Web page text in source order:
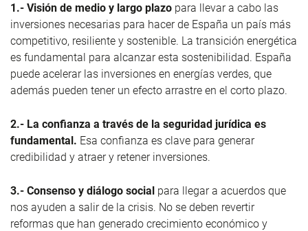
1.- Visión de medio y largo plazo para llevar a cabo las
inversiones necesarias para hacer de España un país más
competitivo, resiliente y sostenible. La transición energética
es fundamental para alcanzar esta sostenibilidad. España
puede acelerar las inversiones en energías verdes, que
además pueden tener un efecto arrastre en el corto plazo.
2.- La confianza a través de la seguridad jurídica es
fundamental. Esa confianza es clave para generar
credibilidad y atraer y retener inversiones.
3.- Consenso y diálogo social para llegar a acuerdos que
nos ayuden a salir de la crisis. No se deben revertir
reformas que han generado crecimiento económico y